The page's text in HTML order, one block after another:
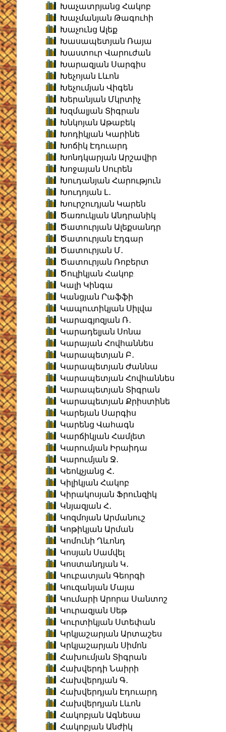
Խաչատրյանց Հակոբ
Խաչմանյան Թագուհի
Խաչունց Ալեք
Խասապետյան Ռայա
Խաստուր Վարուժան
Խարազյան Սարգիս
Խեչոյան Լևոն
Խեչումյան Վիգեն
Խերանյան Մկրտիչ
Խզմալյան Տիգրան
Խնկոյան Աթաբեկ
Խոդիկյան Կարինե
Խոճիկ Էդուարդ
Խոնդկարյան Արշավիր
Խոջայան Սուրեն
Խուդանյան Հարություն
Խուդոյան Լ․
Խուրշուդյան Կարեն
Ծառուկյան Անդրանիկ
Ծատուրյան Ալեքսանդր
Ծատուրյան Էդգար
Ծատուրյան Մ․
Ծատուրյան Ռոբերտ
Ծուլիկյան Հակոբ
Կալի Կինգա
Կանցյան Րաֆֆի
Կապուտիկյան Սիլվա
Կարագյոզյան Ռ․
Կարադելյան Սոնա
Կարայան Հովհաննես
Կարապետյան Բ․
Կարապետյան Ժաննա
Կարապետյան Հովհաննես
Կարապետյան Տիգրան
Կարապետյան Քրիստինե
Կարեյան Սարգիս
Կարենց Վահագն
Կարճիկյան Համլետ
Կարումյան Իրաիդա
Կարումյան Ջ․
Կեոկչյանց Հ․
Կիլիկյան Հակոբ
Կիրակոսյան Ֆրունզիկ
Կնյազյան Հ․
Կոզմոյան Արմանուշ
Կոթիկյան Արման
Կոմունի Ղևոնդ
Կոսյան Սամվել
Կոստանդյան Կ․
Կուբատյան Գեորգի
Կուզանյան Մայա
Կումարի Արորա Սանտոշ
Կուրազյան Սեթ
Կուրտիկյան Ստեփան
Կրկյաշարյան Արտաշես
Կրկյաշարյան Սիմոն
Հախումյան Տիգրան
Հախվերդի Նաիրի
Հախվերդյան Գ․
Հախվերդյան Էդուարդ
Հախվերդյան Լևոն
Հակոբյան Ագնեսա
Հակոբյան Անժիկ